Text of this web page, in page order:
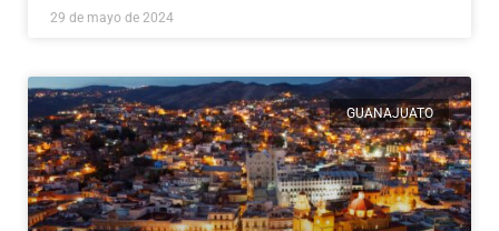
29 de mayo de 2024
GUANAJUATO